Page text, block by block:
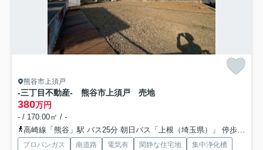
熊谷市上須戸
-三丁目不動産- 熊谷市上須戸 売地
380万円
- / 170.00㎡ / -
高崎線「熊谷」駅 バス25分 朝日バス「上根（埼玉県）」 停歩30分車26分 9.4km
プロパンガス 南道路 電気有 閑静な住宅地 集中浄化槽